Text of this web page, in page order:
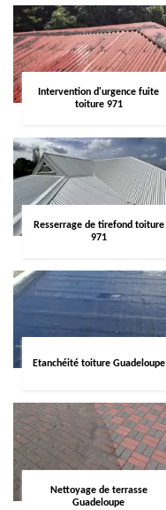
Intervention d'urgence fuite
toiture 971
Resserrage de tirefond toiture
971
Etanchéité toiture Guadeloupe
Nettoyage de terrasse
Guadeloupe